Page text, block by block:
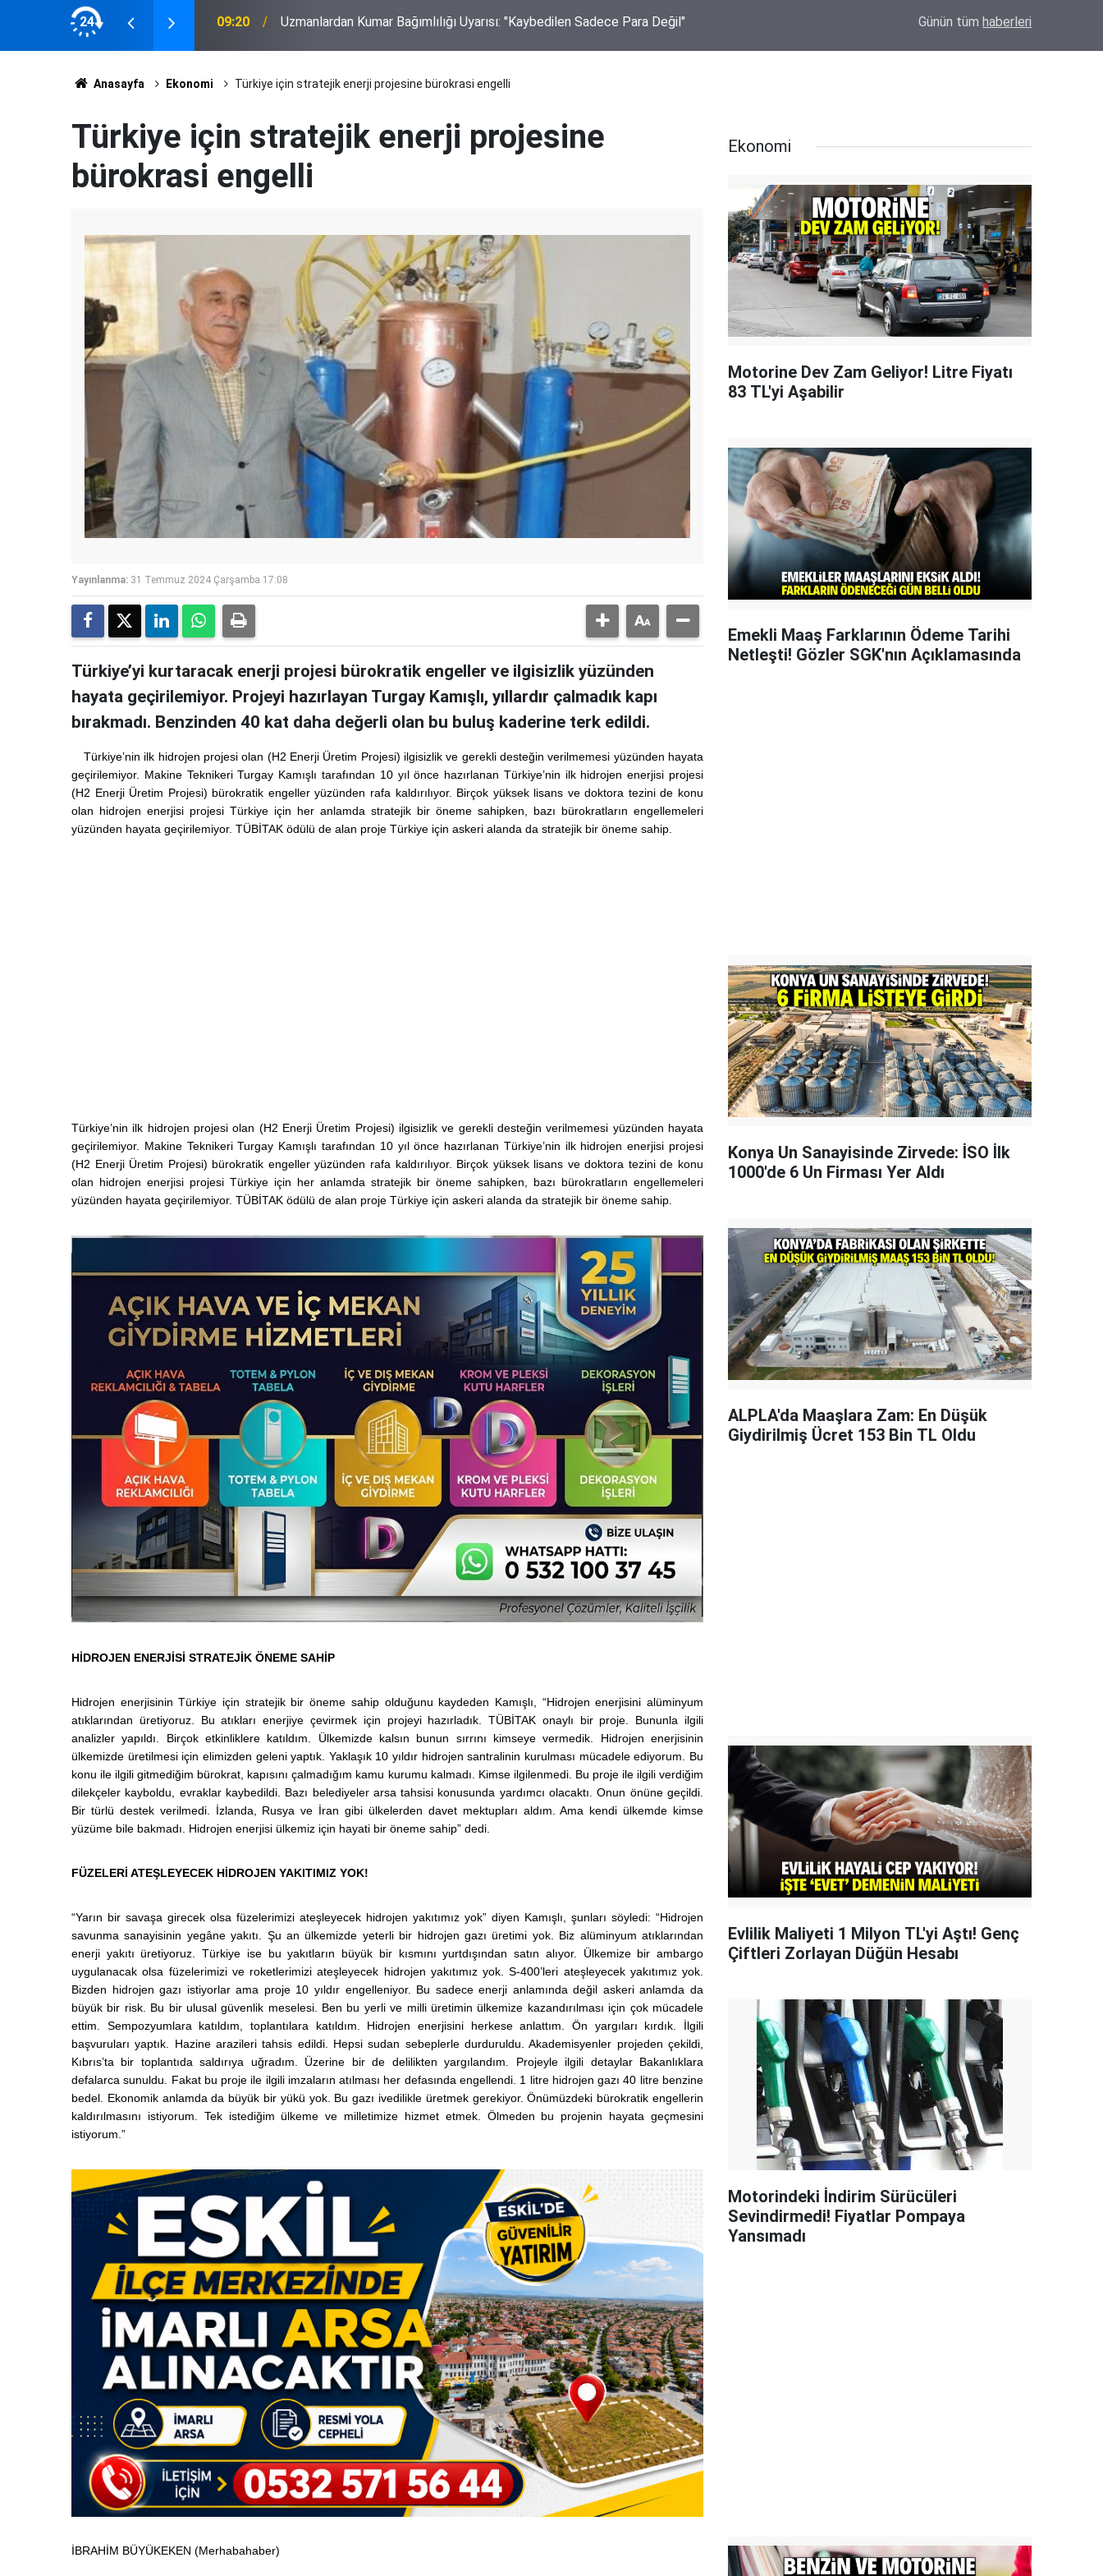
24 09:20 Uzmanlardan Kumar Bağımlılığı Uyarısı: "Kaybedilen Sadece Para Değil" Ali Güç, Yeni Parti Eskil İlçe Kurucu Başkanı
Günün tüm haberleri
Anasayfa Ekonomi Türkiye için stratejik enerji projesine bürokrasi engelli
Türkiye için stratejik enerji projesine
bürokrasi engelli
Yayınlanma: 31 Temmuz 2024 Çarşamba 17:08
Türkiye’yi kurtaracak enerji projesi bürokratik engeller ve ilgisizlik yüzünden
hayata geçirilemiyor. Projeyi hazırlayan Turgay Kamışlı, yıllardır çalmadık kapı
bırakmadı. Benzinden 40 kat daha değerli olan bu buluş kaderine terk edildi.
Türkiye’nin ilk hidrojen projesi olan (H2 Enerji Üretim Projesi) ilgisizlik ve gerekli desteğin verilmemesi yüzünden hayata
geçirilemiyor. Makine Teknikeri Turgay Kamışlı tarafından 10 yıl önce hazırlanan Türkiye’nin ilk hidrojen enerjisi projesi
(H2 Enerji Üretim Projesi) bürokratik engeller yüzünden rafa kaldırılıyor. Birçok yüksek lisans ve doktora tezini de konu
olan hidrojen enerjisi projesi Türkiye için her anlamda stratejik bir öneme sahipken, bazı bürokratların engellemeleri
yüzünden hayata geçirilemiyor. TÜBİTAK ödülü de alan proje Türkiye için askeri alanda da stratejik bir öneme sahip.
Türkiye’nin ilk hidrojen projesi olan (H2 Enerji Üretim Projesi) ilgisizlik ve gerekli desteğin verilmemesi yüzünden hayata
geçirilemiyor. Makine Teknikeri Turgay Kamışlı tarafından 10 yıl önce hazırlanan Türkiye’nin ilk hidrojen enerjisi projesi
(H2 Enerji Üretim Projesi) bürokratik engeller yüzünden rafa kaldırılıyor. Birçok yüksek lisans ve doktora tezini de konu
olan hidrojen enerjisi projesi Türkiye için her anlamda stratejik bir öneme sahipken, bazı bürokratların engellemeleri
yüzünden hayata geçirilemiyor. TÜBİTAK ödülü de alan proje Türkiye için askeri alanda da stratejik bir öneme sahip.
HİDROJEN ENERJİSİ STRATEJİK ÖNEME SAHİP
Hidrojen enerjisinin Türkiye için stratejik bir öneme sahip olduğunu kaydeden Kamışlı, “Hidrojen enerjisini alüminyum
atıklarından üretiyoruz. Bu atıkları enerjiye çevirmek için projeyi hazırladık. TÜBİTAK onaylı bir proje. Bununla ilgili
analizler yapıldı. Birçok etkinliklere katıldım. Ülkemizde kalsın bunun sırrını kimseye vermedik. Hidrojen enerjisinin
ülkemizde üretilmesi için elimizden geleni yaptık. Yaklaşık 10 yıldır hidrojen santralinin kurulması mücadele ediyorum. Bu
konu ile ilgili gitmediğim bürokrat, kapısını çalmadığım kamu kurumu kalmadı. Kimse ilgilenmedi. Bu proje ile ilgili verdiğim
dilekçeler kayboldu, evraklar kaybedildi. Bazı belediyeler arsa tahsisi konusunda yardımcı olacaktı. Onun önüne geçildi.
Bir türlü destek verilmedi. İzlanda, Rusya ve İran gibi ülkelerden davet mektupları aldım. Ama kendi ülkemde kimse
yüzüme bile bakmadı. Hidrojen enerjisi ülkemiz için hayati bir öneme sahip” dedi.
FÜZELERİ ATEŞLEYECEK HİDROJEN YAKITIMIZ YOK!
“Yarın bir savaşa girecek olsa füzelerimizi ateşleyecek hidrojen yakıtımız yok” diyen Kamışlı, şunları söyledi: “Hidrojen
savunma sanayisinin yegâne yakıtı. Şu an ülkemizde yeterli bir hidrojen gazı üretimi yok. Biz alüminyum atıklarından
enerji yakıtı üretiyoruz. Türkiye ise bu yakıtların büyük bir kısmını yurtdışından satın alıyor. Ülkemize bir ambargo
uygulanacak olsa füzelerimizi ve roketlerimizi ateşleyecek hidrojen yakıtımız yok. S-400’leri ateşleyecek yakıtımız yok.
Bizden hidrojen gazı istiyorlar ama proje 10 yıldır engelleniyor. Bu sadece enerji anlamında değil askeri anlamda da
büyük bir risk. Bu bir ulusal güvenlik meselesi. Ben bu yerli ve milli üretimin ülkemize kazandırılması için çok mücadele
ettim. Sempozyumlara katıldım, toplantılara katıldım. Hidrojen enerjisini herkese anlattım. Ön yargıları kırdık. İlgili
başvuruları yaptık. Hazine arazileri tahsis edildi. Hepsi sudan sebeplerle durduruldu. Akademisyenler projeden çekildi,
Kıbrıs’ta bir toplantıda saldırıya uğradım. Üzerine bir de delilikten yargılandım. Projeyle ilgili detaylar Bakanlıklara
defalarca sunuldu. Fakat bu proje ile ilgili imzaların atılması her defasında engellendi. 1 litre hidrojen gazı 40 litre benzine
bedel. Ekonomik anlamda da büyük bir yükü yok. Bu gazı ivedilikle üretmek gerekiyor. Önümüzdeki bürokratik engellerin
kaldırılmasını istiyorum. Tek istediğim ülkeme ve milletimize hizmet etmek. Ölmeden bu projenin hayata geçmesini
istiyorum.”
İBRAHİM BÜYÜKEKEN (Merhabahaber)
Ekonomi
Motorine Dev Zam Geliyor! Litre Fiyatı
83 TL'yi Aşabilir
Emekli Maaş Farklarının Ödeme Tarihi
Netleşti! Gözler SGK'nın Açıklamasında
Konya Un Sanayisinde Zirvede: İSO İlk
1000'de 6 Un Firması Yer Aldı
ALPLA'da Maaşlara Zam: En Düşük
Giydirilmiş Ücret 153 Bin TL Oldu
Evlilik Maliyeti 1 Milyon TL'yi Aştı! Genç
Çiftleri Zorlayan Düğün Hesabı
Motorindeki İndirim Sürücüleri
Sevindirmedi! Fiyatlar Pompaya
Yansımadı